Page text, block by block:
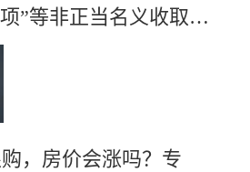
”等非正当名义收取不
，房价会涨吗？专